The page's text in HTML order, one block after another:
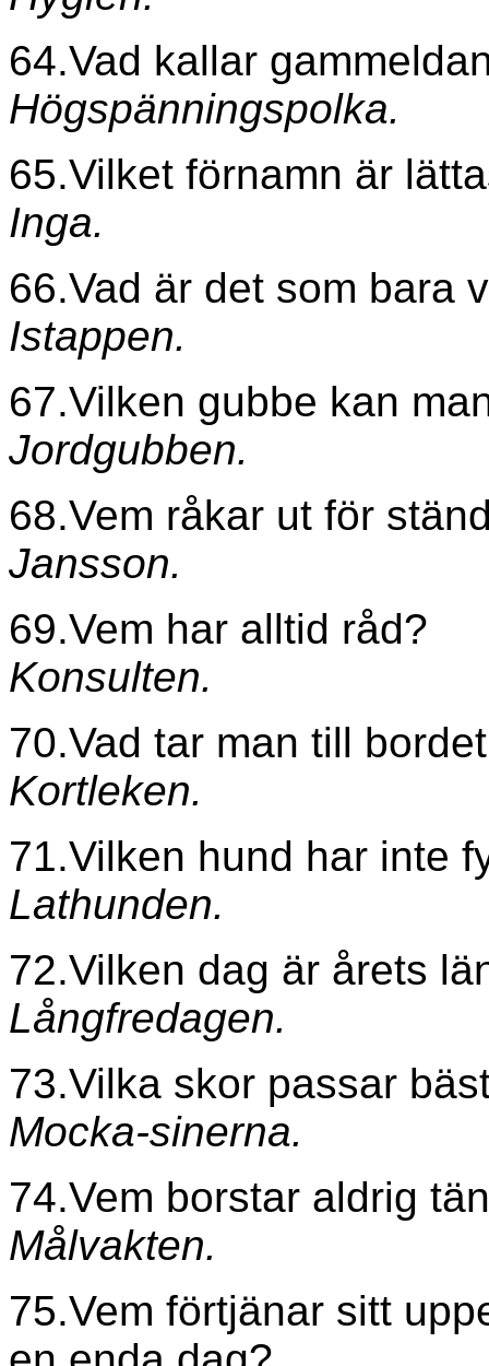
64.Vad kallar
Högspänningspolka.
65.Vilket förnamn är
Inga.
66.Vad är det som bara
Istappen.
67.Vilken gubbe kan
Jordgubben.
68.Vem råkar ut för
Jansson.
69.Vem har alltid råd?
Konsulten.
70.Vad tar man till
Kortleken.
71.Vilken hund har inte
Lathunden.
72.Vilken dag är årets
Långfredagen.
73.Vilka skor passar
Mocka-sinerna.
74.Vem borstar aldrig
Målvakten.
75.Vem förtjänar sitt